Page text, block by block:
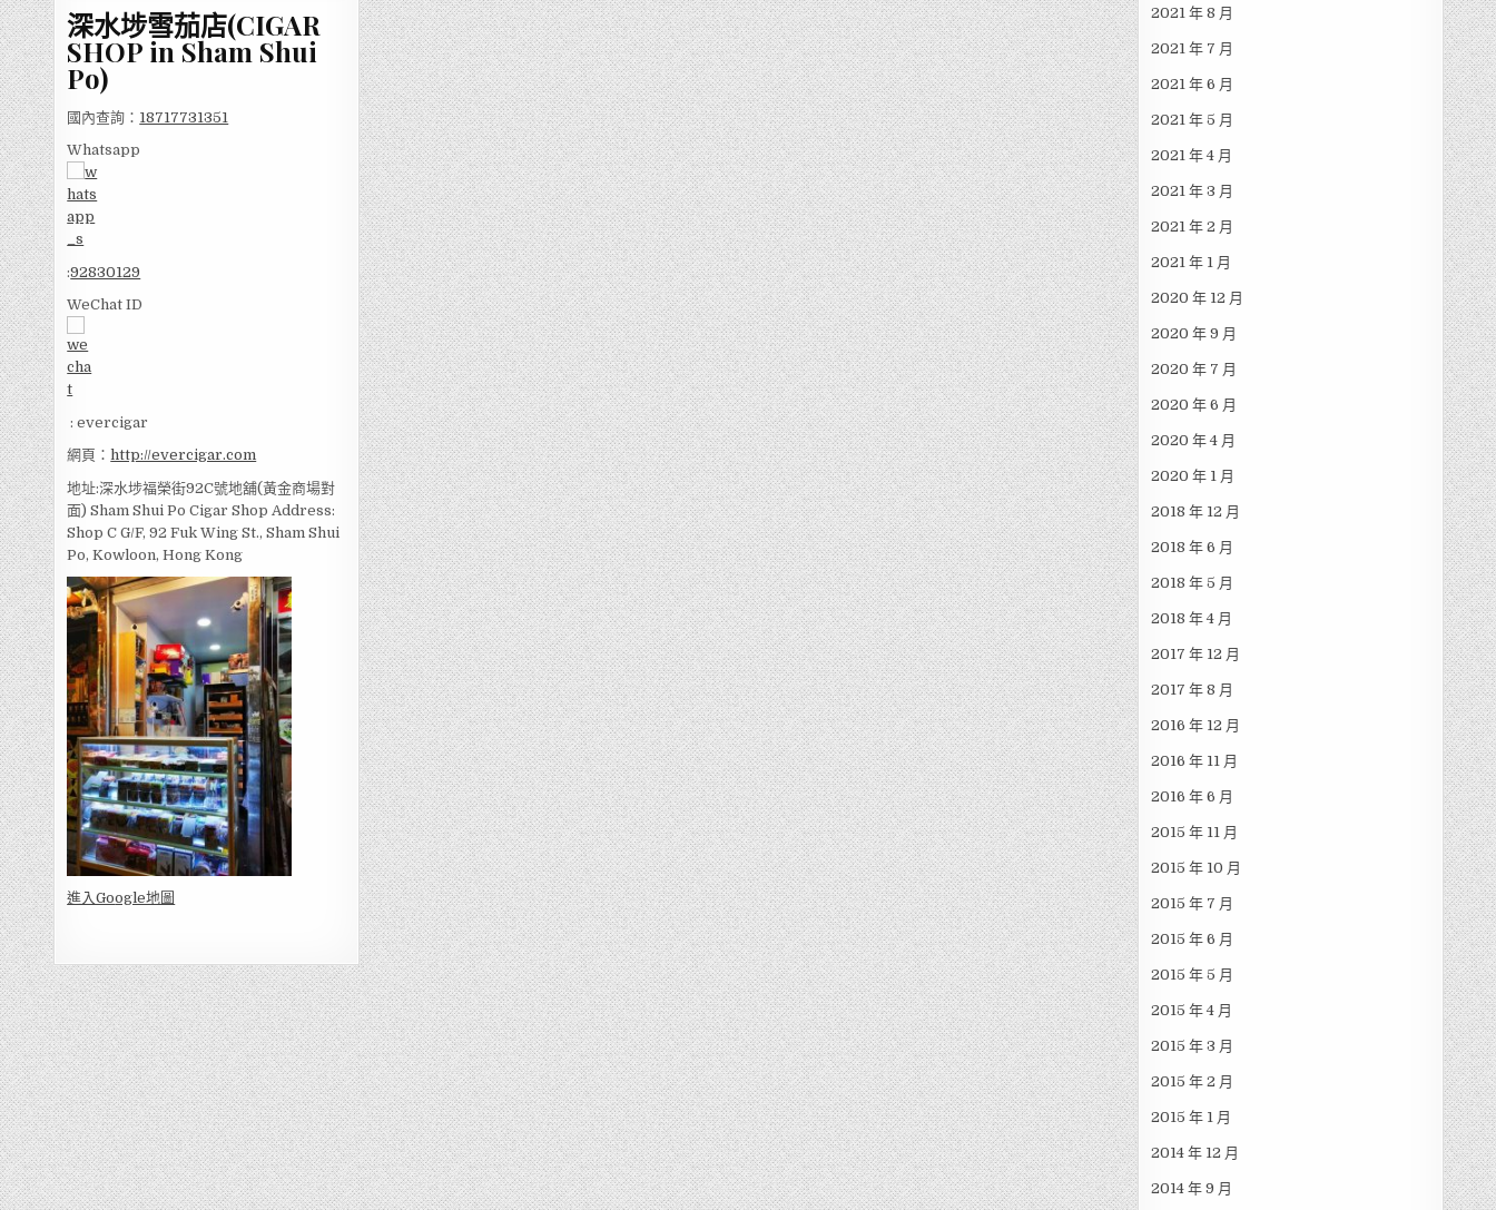
深水埗雪茄店(CIGAR
SHOP in Sham Shui
Po)
國內查詢： 18717731351
Whatsapp
:92830129
WeChat ID
: evercigar
網頁：http://evercigar.com
地址:深水埗福榮街92C號地舖(黃金商場對
面) Sham Shui Po Cigar Shop Address:
Shop C G/F, 92 Fuk Wing St., Sham Shui
Po, Kowloon, Hong Kong
進入Google地圖
2021 年 8 月
2021 年 7 月
2021 年 6 月
2021 年 5 月
2021 年 4 月
2021 年 3 月
2021 年 2 月
2021 年 1 月
2020 年 12 月
2020 年 9 月
2020 年 7 月
2020 年 6 月
2020 年 4 月
2020 年 1 月
2018 年 12 月
2018 年 6 月
2018 年 5 月
2018 年 4 月
2017 年 12 月
2017 年 8 月
2016 年 12 月
2016 年 11 月
2016 年 6 月
2015 年 11 月
2015 年 10 月
2015 年 7 月
2015 年 6 月
2015 年 5 月
2015 年 4 月
2015 年 3 月
2015 年 2 月
2015 年 1 月
2014 年 12 月
2014 年 9 月